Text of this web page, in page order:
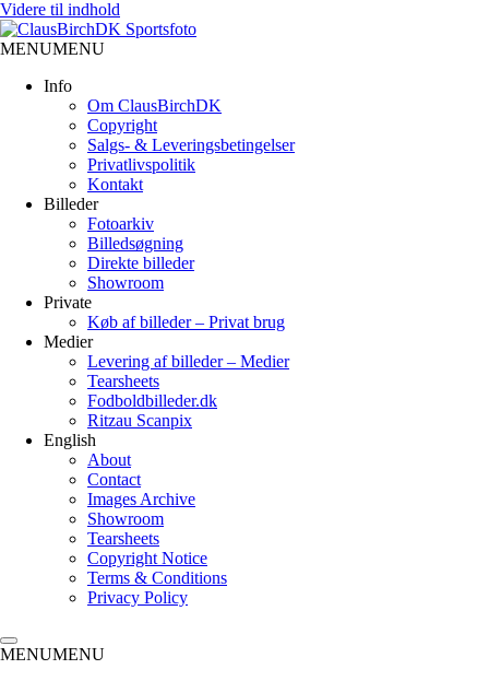
Videre til indhold
MENUMENU
Info
Om ClausBirchDK
Copyright
Salgs- & Leveringsbetingelser
Privatlivspolitik
Kontakt
Billeder
Fotoarkiv
Billedsøgning
Direkte billeder
Showroom
Private
Køb af billeder – Privat brug
Medier
Levering af billeder – Medier
Tearsheets
Fodboldbilleder.dk
Ritzau Scanpix
English
About
Contact
Images Archive
Showroom
Tearsheets
Copyright Notice
Terms & Conditions
Privacy Policy
MENUMENU